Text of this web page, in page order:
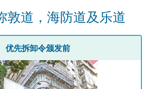
敦道，海防道及乐道
优先拆卸令颁发前